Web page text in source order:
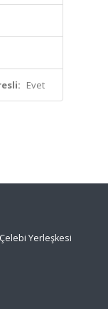
Evet
Yerleşkesi